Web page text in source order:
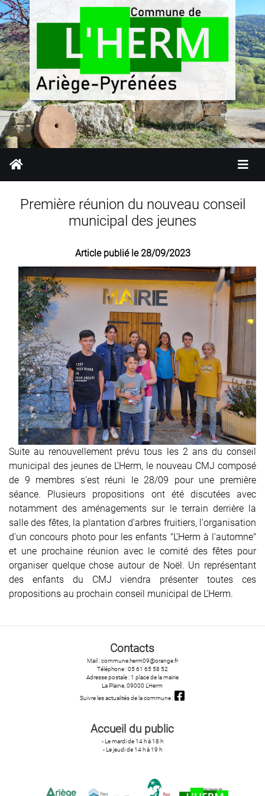
Première réunion du nouveau conseil
municipal des jeunes
Article publié le 28/09/2023
Suite au renouvellement prévu tous les 2 ans du conseil
municipal des jeunes de L'Herm, le nouveau CMJ composé
de 9 membres s'est réuni le 28/09 pour une première
séance. Plusieurs propositions ont été discutées avec
notamment des aménagements sur le terrain derrière la
salle des fêtes, la plantation d'arbres fruitiers, l'organisation
d'un concours photo pour les enfants "L'Herm à l'automne"
et une prochaine réunion avec le comité des fêtes pour
organiser quelque chose autour de Noël. Un représentant
des enfants du CMJ viendra présenter toutes ces
propositions au prochain conseil municipal de L'Herm.
Contacts
Mail : commune.herm09@orange.fr
Téléphone : 05 61 65 58 52
Adresse postale : 1 place de la mairie
La Plaine, 09000 L'Herm
Suivre les actualités de la commune :
Accueil du public
- Le mardi de 14 h à 18 h
- Le jeudi de 14 h à 19 h